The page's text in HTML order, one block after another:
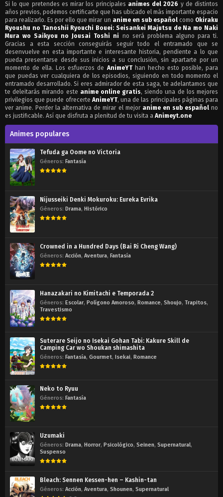
Si lo que pretendes es mirar los principales animes del 2026 y de distintos
años previos, podemos certificarte que has ubicado el más importante espacio
para realizarlo. Es por ello que mirar un anime en sub españolcomo Okiraku
Ryoushu no Tanoshii Ryouchi Bouei: Seisankei Majutsu de Na mo Naki
Mura wo Saikyou no Jousai Toshi ni no será problema alguno para ti.
Gracias a esta sección conseguirás seguir todo el entramado que se
desenvuelve en esta importante e interesante historia, pendiente a lo que
pueda presentarse desde sus inicios a su conclusión, sin apartarte por un
momento de ella. Los esfuerzos de AnimeYThan hecho esto posible, para
que puedas ver cualquiera de los episodios, siguiendo en todo momento el
entramado desarrollado. Si eres admirador de esta saga, te adelantamos que
te deleitarás mirando este anime online gratis, siendo una de los mejores
privilegios que puede ofrecerte AnimeYT, una de las principales páginas para
ver anime. Perder la alternativa de mirar el mejor anime en sub españolno
es justificable. Así que disfruta a plenitud de tu visita a Animeyt.one
Animes populares
Tefuda ga Oome no Victoria
Géneros: Fantasía
Nijusseiki Denki Mokuroku: Eureka Evrika
Géneros: Drama, Histórico
Crowned in a Hundred Days (Bai Ri Cheng Wang)
Géneros: Acción, Aventura, Fantasía
Hanazakari no Kimitachi e Temporada 2
Géneros: Escolar, Polígono Amoroso, Romance, Shoujo, Trapitos,
Travestismo
Suterare Seijo no Isekai Gohan Tabi: Kakure Skill de
Camping Car wo Shoukan shimashita
Géneros: Fantasía, Gourmet, Isekai, Romance
Neko to Ryuu
Géneros: Fantasía
Uzumaki
Géneros: Drama, Horror, Psicológico, Seinen, Supernatural,
Suspenso
Bleach: Sennen Kessen-hen – Kashin-tan
Géneros: Acción, Aventura, Shounen, Supernatural